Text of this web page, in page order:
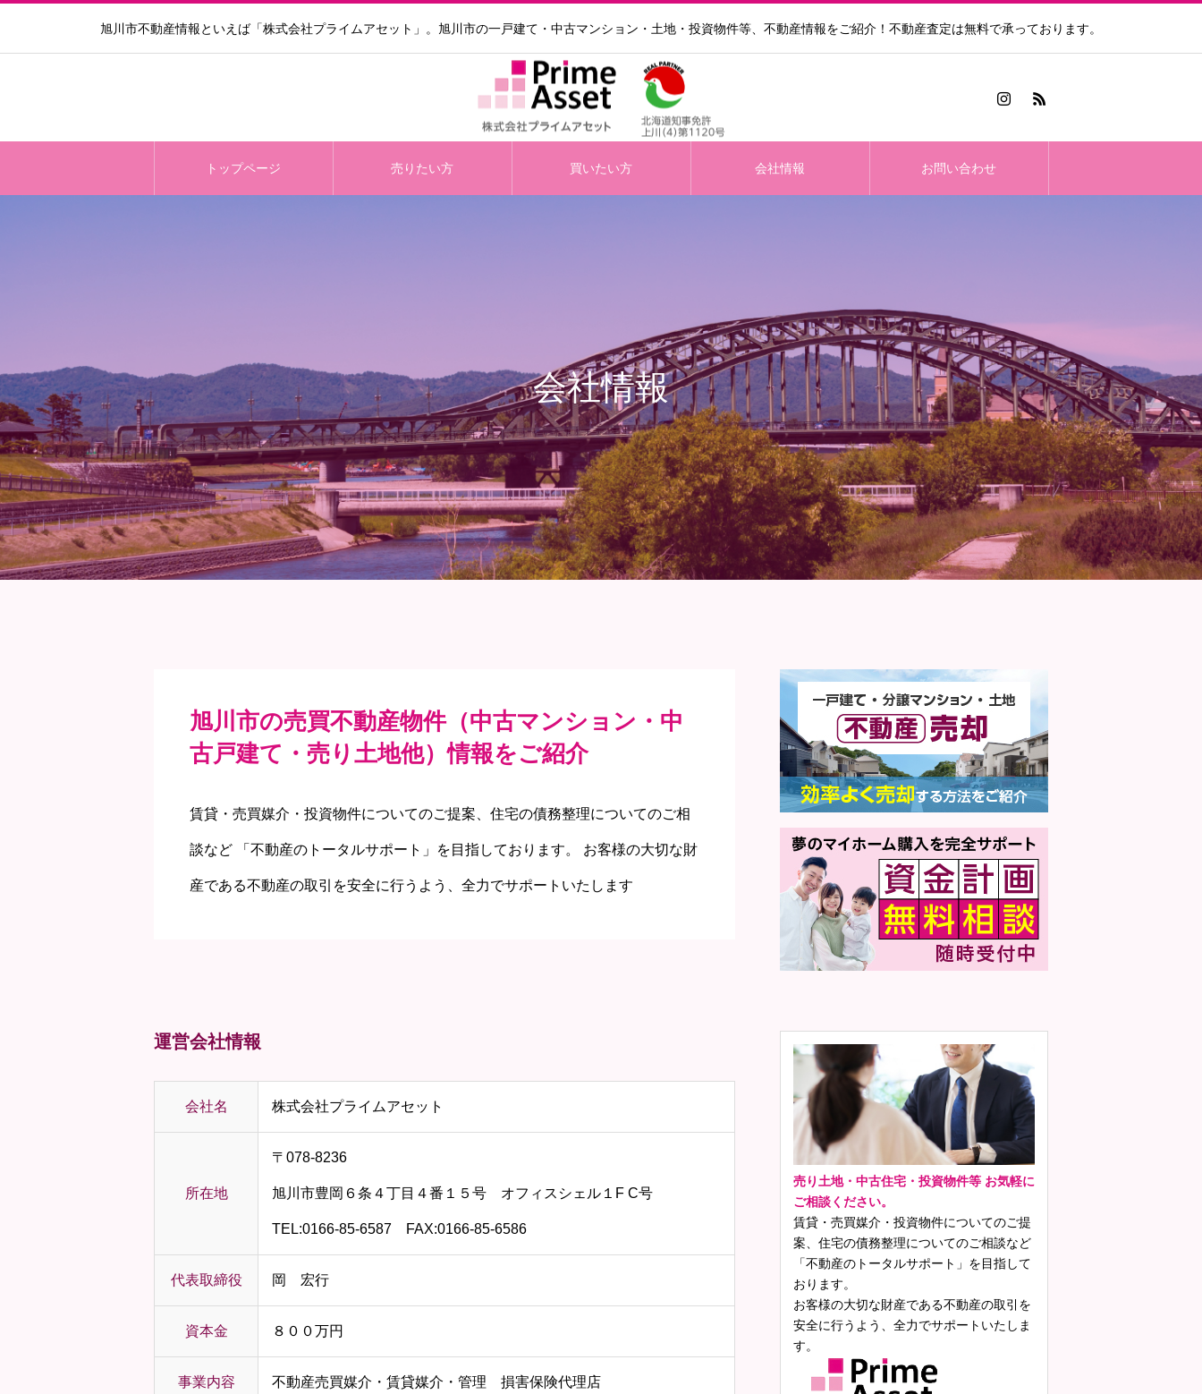
旭川市不動産情報といえば「株式会社プライムアセット」。旭川市の一戸建て・中古マンション・土地・投資物件等、不動産情報をご紹介！不動産査定は無料で承っております。
トップページ 売りたい方 買いたい方 会社情報 お問い合わせ
会社情報
旭川市の売買不動産物件（中古マンション・中
古戸建て・売り土地他）情報をご紹介
賃貸・売買媒介・投資物件についてのご提案、住宅の債務整理についてのご相
談など 「不動産のトータルサポート」を目指しております。 お客様の大切な財
産である不動産の取引を安全に行うよう、全力でサポートいたします
運営会社情報
会社名 株式会社プライムアセット
所在地
〒078-8236
旭川市豊岡６条４丁目４番１５号 オフィスシェル１F C号
TEL:0166-85-6587 FAX:0166-85-6586
代表取締役 岡 宏行
資本金 ８００万円
事業内容 不動産売買媒介・賃貸媒介・管理 損害保険代理店
売り土地・中古住宅・投資物件等 お気軽に
ご相談ください。
賃貸・売買媒介・投資物件についてのご提
案、住宅の債務整理についてのご相談など
「不動産のトータルサポート」を目指して
おります。
お客様の大切な財産である不動産の取引を
安全に行うよう、全力でサポートいたしま
す。